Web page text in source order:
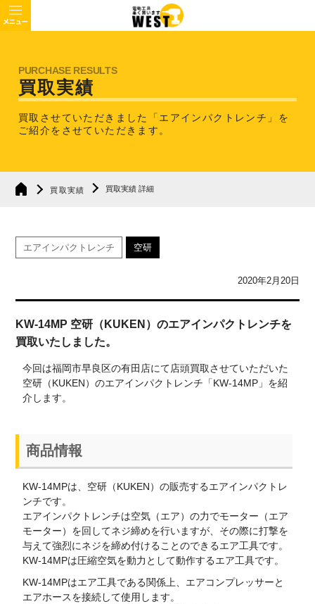
買取実績
買取させていただきました「エアインパクトレンチ」を
ご紹介をさせていただきます。
買取実績 買取実績 詳細
エアインパクトレンチ 空研
2020年2月20日
KW-14MP 空研（KUKEN）のエアインパクトレンチを
買取いたしました。
今回は福岡市早良区の有田店にて店頭買取させていただいた
空研（KUKEN）のエアインパクトレンチ「KW-14MP」を紹
介します。
商品情報
KW-14MPは、空研（KUKEN）の販売するエアインパクトレ
ンチです。
エアインパクトレンチは空気（エア）の力でモーター（エア
モーター）を回してネジ締めを行いますが、その際に打撃を
与えて強烈にネジを締め付けることのできるエア工具です。
KW-14MPは圧縮空気を動力として動作するエア工具です。
KW-14MPはエア工具である関係上、エアコンプレッサーと
エアホースを接続して使用します。